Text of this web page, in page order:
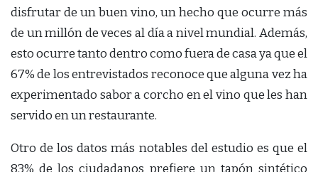
disfrutar de un buen vino, un hecho que ocurre más
de un millón de veces al día a nivel mundial. Además,
esto ocurre tanto dentro como fuera de casa ya que el
67% de los entrevistados reconoce que alguna vez ha
experimentado sabor a corcho en el vino que les han
servido en un restaurante.
Otro de los datos más notables del estudio es que el
83% de los ciudadanos prefiere un tapón sintético